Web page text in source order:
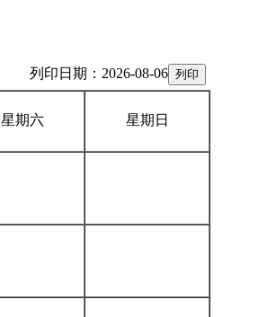
列印日期：2026-08-06
星期六 星期日